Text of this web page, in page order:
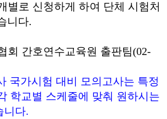
별로 신청하게 하여 단체 시험처
니다.
회 간호연수교육원 출판팀(02-
국가시험 대비 모의고사는 특정
학교별 스케줄에 맞춰 원하시는
니다.